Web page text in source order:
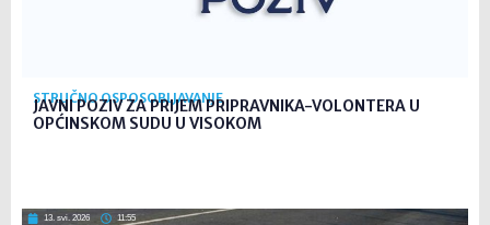
STRUČNO OSPOSOBLJAVANJE
JAVNI POZIV ZA PRIJEM PRIPRAVNIKA-VOLONTERA U
OPĆINSKOM SUDU U VISOKOM
13. svi. 2026 11:55